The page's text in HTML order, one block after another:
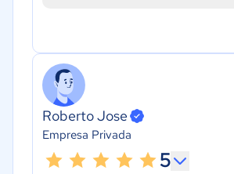
Roberto Jose
Empresa Privada
5